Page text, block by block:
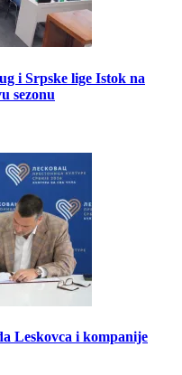
i Srpske lige Istok na
sezonu
Leskovca i kompanije